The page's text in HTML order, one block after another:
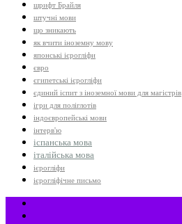
шрифт Брайля
штучні мови
що зникають
як вчити іноземну мову
японські ієрогліфи
євро
єгипетські ієрогліфи
єдиний іспит з іноземної мови для магістрів
ігри для поліглотів
індоєвропейські мови
інтерв'ю
іспанська мова
італійська мова
ієрогліфи
ієрогліфічне письмо